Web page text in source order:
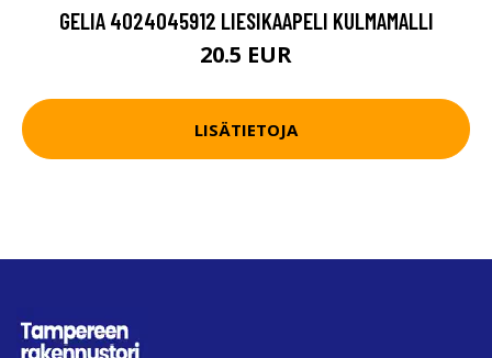
GELIA 4024045912 LIESIKAAPELI KULMAMALLI
20.5 EUR
LISÄTIETOJA